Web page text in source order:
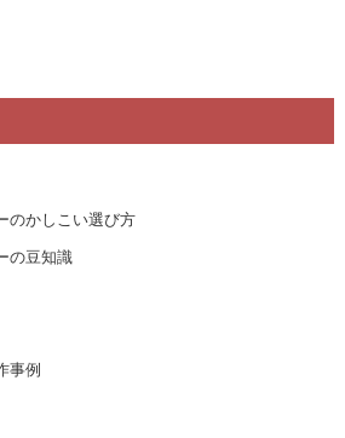
のかしこい選び方
の豆知識
事例